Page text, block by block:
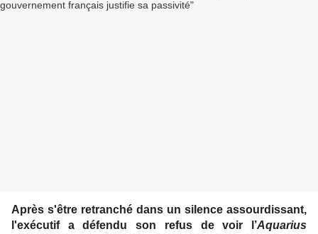
Après s'être retranché dans un silence assourdissant,
l'exécutif a défendu son refus de voir l’Aquarius